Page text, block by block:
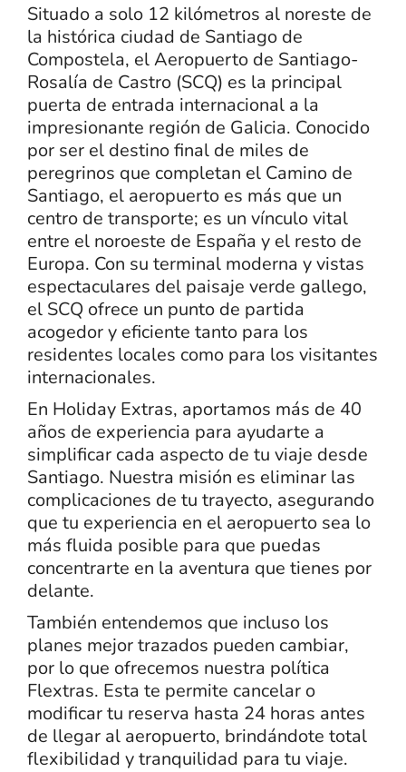
Situado a solo 12 kilómetros al noreste de
la histórica ciudad de Santiago de
Compostela, el Aeropuerto de Santiago-
Rosalía de Castro (SCQ) es la principal
puerta de entrada internacional a la
impresionante región de Galicia. Conocido
por ser el destino final de miles de
peregrinos que completan el Camino de
Santiago, el aeropuerto es más que un
centro de transporte; es un vínculo vital
entre el noroeste de España y el resto de
Europa. Con su terminal moderna y vistas
espectaculares del paisaje verde gallego,
el SCQ ofrece un punto de partida
acogedor y eficiente tanto para los
residentes locales como para los visitantes
internacionales.
En Holiday Extras, aportamos más de 40
años de experiencia para ayudarte a
simplificar cada aspecto de tu viaje desde
Santiago. Nuestra misión es eliminar las
complicaciones de tu trayecto, asegurando
que tu experiencia en el aeropuerto sea lo
más fluida posible para que puedas
concentrarte en la aventura que tienes por
delante.
También entendemos que incluso los
planes mejor trazados pueden cambiar,
por lo que ofrecemos nuestra política
Flextras. Esta te permite cancelar o
modificar tu reserva hasta 24 horas antes
de llegar al aeropuerto, brindándote total
flexibilidad y tranquilidad para tu viaje.